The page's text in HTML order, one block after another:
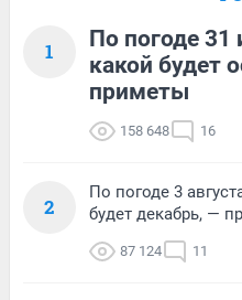
1
По погоде
какой будет
приметы
158 648 16
2
По погоде 3
будет декабрь, —
87 124 11